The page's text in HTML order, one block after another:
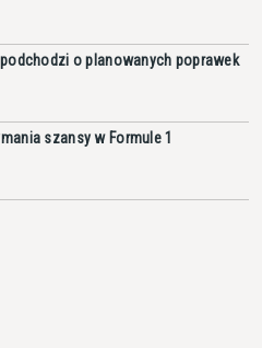
o planowanych poprawek
szansy w Formule 1